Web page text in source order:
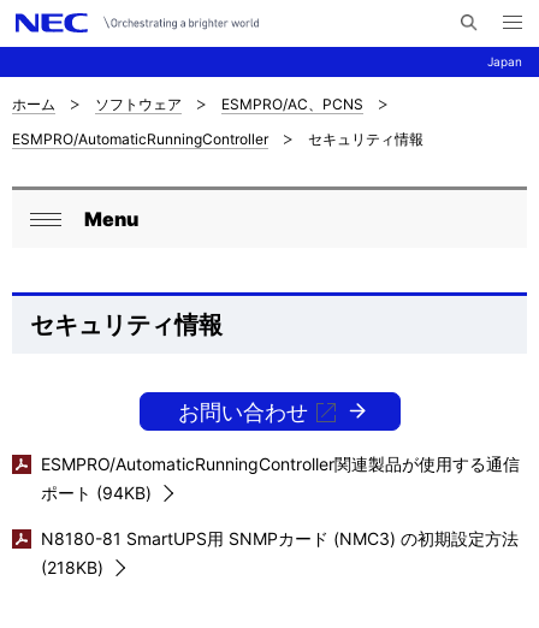
Japan
イ
メ
ニ
ュ
ナ
ビ
ゲ
ョ
サ
イ
ト
の
現
置
表
ホーム ソフトウェア
ESMPRO/AC、PCNS
ESMPRO/AutomaticRunningController
セキュリティ情報
ロ
カ
ビ
ー
Menu
セキュリティ情報
お問い合わせ
ESMPRO/AutomaticRunningController関連製品が使用する通信
ポート (94KB)
N8180-81 SmartUPS用 SNMPカード (NMC3) の初期設定方法
(218KB)